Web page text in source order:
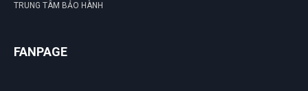
TRUNG TÂM BẢO HÀNH
FANPAGE